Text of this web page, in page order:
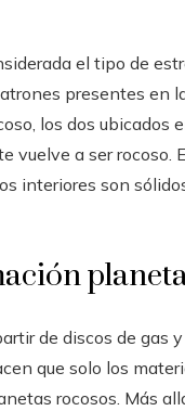
el tipo de
presentes en
los dos ubicados
vuelve a ser rocoso.
interiores son
de discos de gas
que solo los
rocosos. Más